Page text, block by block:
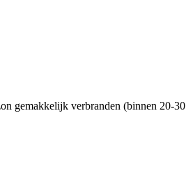
gemakkelijk verbranden (binnen 20-30